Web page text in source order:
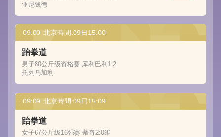
亚尼钱德
09:00 北京時間:09日15:00
跆拳道
男子80公斤级资格赛 库利巴利1:2
托列乌加利
09:09 北京時間:09日15:09
跆拳道
女子67公斤级16强赛 蒂奇2:0维